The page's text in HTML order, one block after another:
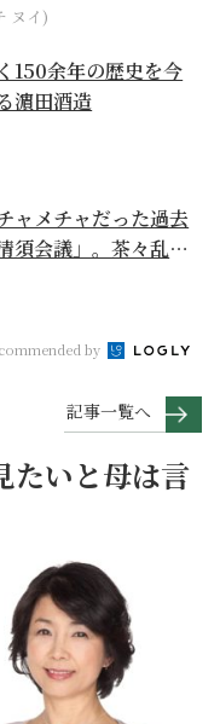
ヌイ)
150余年の歴史を今
濵田酒造
ャメチャだった過去
須会議」。茶々乱
by
記事一覧へ
たいと母は言